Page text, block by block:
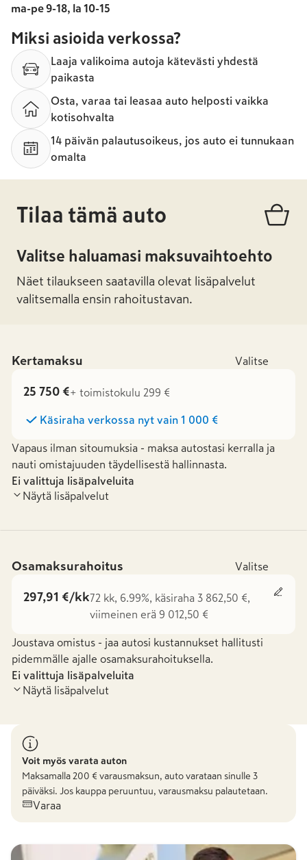
ma-pe 9-18, la 10-15
Miksi asioida verkossa?
Laaja valikoima autoja kätevästi yhdestä
paikasta
Osta, varaa tai leasaa auto helposti vaikka
kotisohvalta
14 päivän palautusoikeus, jos auto ei tunnukaan
omalta
Tilaa tämä auto
Valitse haluamasi maksuvaihtoehto
Näet tilaukseen saatavilla olevat lisäpalvelut
valitsemalla ensin rahoitustavan.
Kertamaksu Valitse
25 750 €+ toimistokulu 299 €
Käsiraha verkossa nyt vain 1 000 €
Vapaus ilman sitoumuksia - maksa autostasi kerralla ja
nauti omistajuuden täydellisestä hallinnasta.
Ei valittuja lisäpalveluita
Näytä lisäpalvelut
Osamaksurahoitus Valitse
297,91 €/kk72 kk, 6.99%, käsiraha 3 862,50 €,
viimeinen erä 9 012,50 €
Joustava omistus - jaa autosi kustannukset hallitusti
pidemmälle ajalle osamaksurahoituksella.
Ei valittuja lisäpalveluita
Näytä lisäpalvelut
Voit myös varata auton
Maksamalla 200 € varausmaksun, auto varataan sinulle 3
päiväksi. Jos kauppa peruuntuu, varausmaksu palautetaan.
Varaa